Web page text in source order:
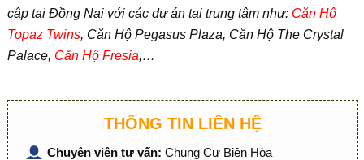
câp tại Đồng Nai với các dự án tại trung tâm như: Căn Hộ
Topaz Twins, Căn Hộ Pegasus Plaza, Căn Hộ The Crystal
Palace, Căn Hộ Fresia,…
THÔNG TIN LIÊN HỆ
Chuyên viên tư vấn: Chung Cư Biên Hòa